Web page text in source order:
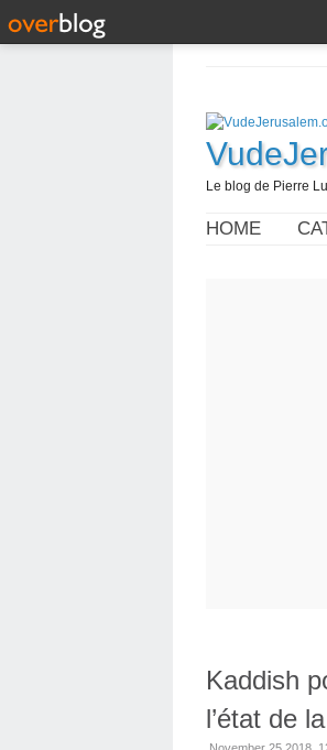
Le blog de Pierre
HOME
Kaddish
l’état de